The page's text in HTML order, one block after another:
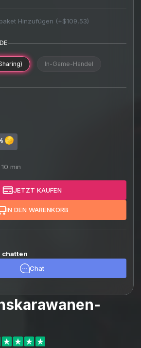
Hinzufügen (+$109,53)
In-Game-Handel
min
JETZT KAUFEN
IN DEN WARENKORB
chatten
Chat